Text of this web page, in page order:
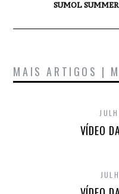
SUMOL
MAIS ARTIGOS |
VÍDEO